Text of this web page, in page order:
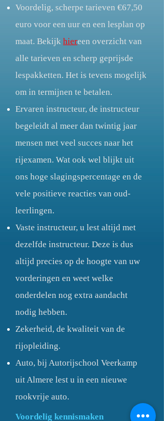
Voordelig, scherpe tarieven €67,50
euro voor een uur en een lesplan op
maat. Bekijk hiereen overzicht van
alle tarieven en scherp geprijsde
lespakketten. Het is tevens mogelijk
om in termijnen te betalen.
Ervaren instructeur, de instructeur
begeleidt al meer dan twintig jaar
mensen met veel succes naar het
rijexamen. Wat ook wel blijkt uit
ons hoge slagingspercentage en de
vele positieve reacties van oud-
leerlingen.
Vaste instructeur, u lest altijd met
dezelfde instructeur. Deze is dus
altijd precies op de hoogte van uw
vorderingen en weet welke
onderdelen nog extra aandacht
nodig hebben.
Zekerheid, de kwaliteit van de
rijopleiding.
Auto, bij Autorijschool Veerkamp
uit Almere lest u in een nieuwe
rookvrije auto.
Voordelig kennismaken